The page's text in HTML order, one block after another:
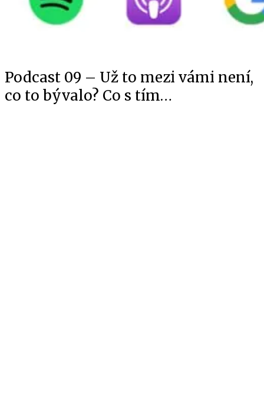
Podcast 09 – Už to mezi vámi není,
co to bývalo? Co s tím…